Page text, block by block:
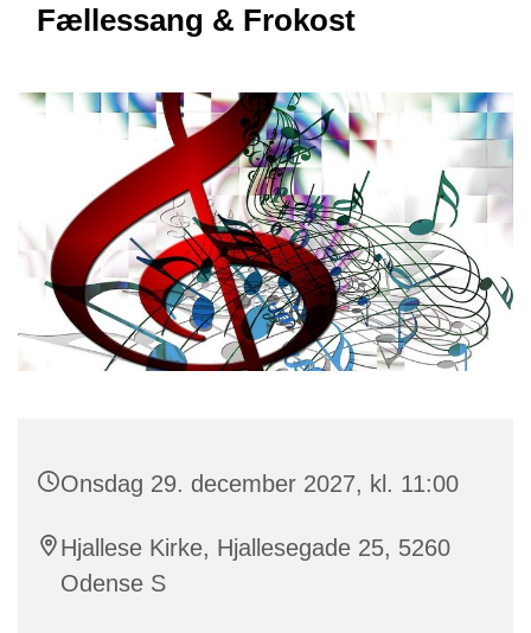
Fællessang & Frokost
Onsdag 29. december 2027, kl. 11:00
Hjallese Kirke, Hjallesegade 25, 5260
Odense S